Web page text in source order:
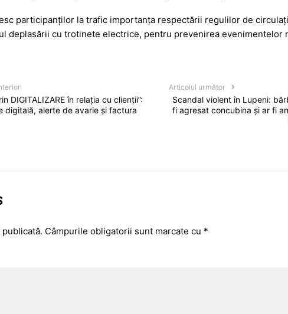
participanților la trafic importanța respectării regulilor de
deplasării cu trotinete electrice, pentru prevenirea evenimentelor
DIGITALIZARE în relația cu clienții”:
digitală, alerte de avarie și factura
Articolul următor
Scandal violent în Lupeni:
fi agresat concubina și ar fi
Câmpurile obligatorii sunt marcate cu *